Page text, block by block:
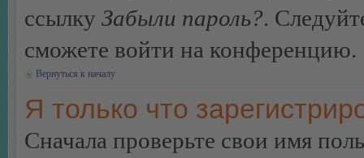
ссылку Забыли пароль?.
сможете войти на конференцию.
Вернуться к началу
Я только что
Сначала проверьте свои имя